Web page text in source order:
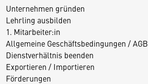
Unternehmen gründen
Lehrling ausbilden
1. Mitarbeiter:in
Allgemeine Geschäftsbedingungen / AGB
Dienstverhältnis beenden
Exportieren / Importieren
Förderungen